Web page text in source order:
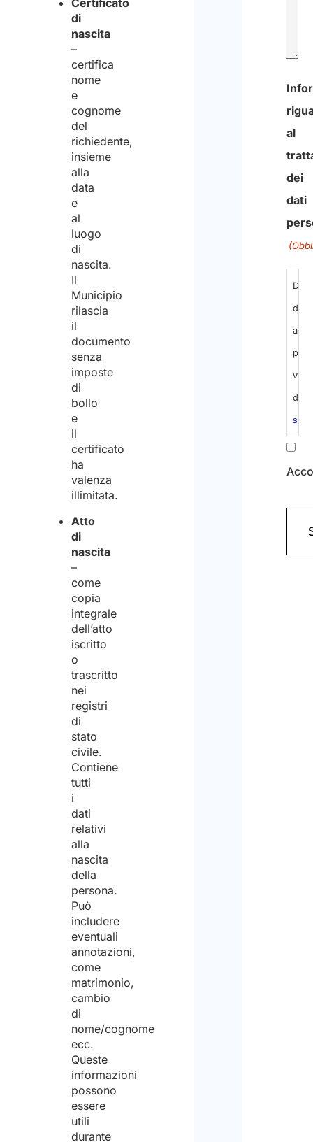
Certificato
di
nascita
–
certifica
nome
e
cognome
del
richiedente,
insieme
alla
data
e
al
luogo
di
nascita.
Il
Municipio
rilascia
il
documento
senza
imposte
di
bollo
e
il
certificato
ha
valenza
illimitata.
Atto
di
nascita
–
come
copia
integrale
dell’atto
iscritto
o
trascritto
nei
registri
di
stato
civile.
Contiene
tutti
i
dati
relativi
alla
nascita
della
persona.
Può
includere
eventuali
annotazioni,
come
matrimonio,
cambio
di
nome/cognome
ecc.
Queste
informazioni
possono
essere
utili
durante
0
di
600
di
al
dei